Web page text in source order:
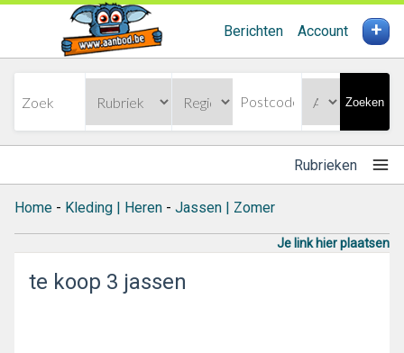
Berichten Account +
Zoeken
Rubrieken
Home - Kleding | Heren - Jassen | Zomer
Je link hier plaatsen
te koop 3 jassen